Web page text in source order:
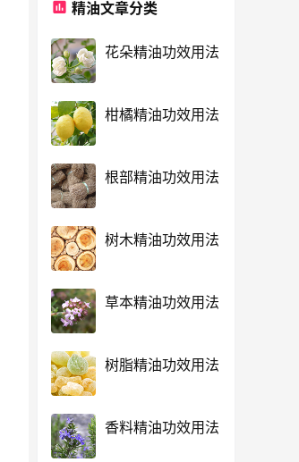
精油文章分类
花朵精油功效用法
柑橘精油功效用法
根部精油功效用法
树木精油功效用法
草本精油功效用法
树脂精油功效用法
香料精油功效用法